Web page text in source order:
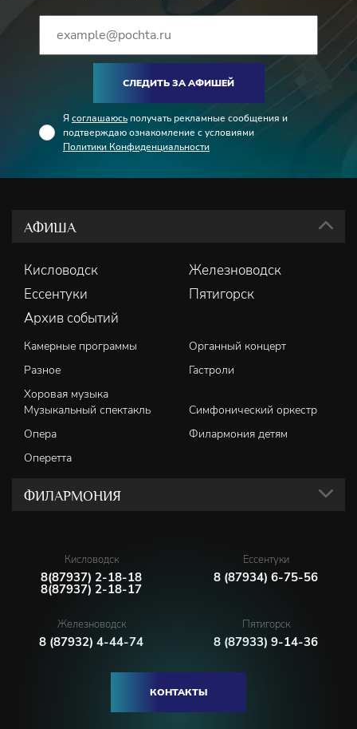
СЛЕДИТЬ ЗА АФИШЕЙ
Я соглашаюсь получать рекламные сообщения и
подтверждаю ознакомление с условиями
Политики Конфиденциальности
АФИША
Кисловодск
Железноводск
Ессентуки
Пятигорск
Архив событий
Камерные программы
Органный концерт
Разное
Гастроли
Хоровая музыка
Музыкальный спектакль
Симфонический оркестр
Опера
Филармония детям
Оперетта
ФИЛАРМОНИЯ
Кисловодск
8(87937) 2-18-18
8(87937) 2-18-17
Ессентуки
8 (87934) 6-75-56
Железноводск
8 (87932) 4-44-74
Пятигорск
8 (87933) 9-14-36
КОНТАКТЫ